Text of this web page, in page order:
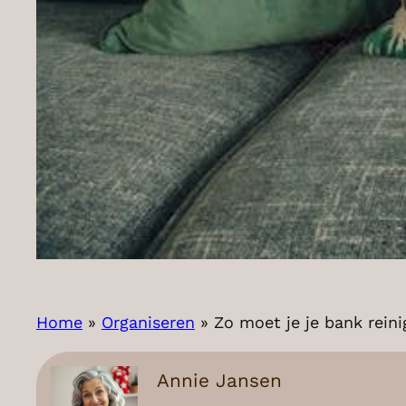
Home » Organiseren » Zo moet je je bank
Annie Jansen